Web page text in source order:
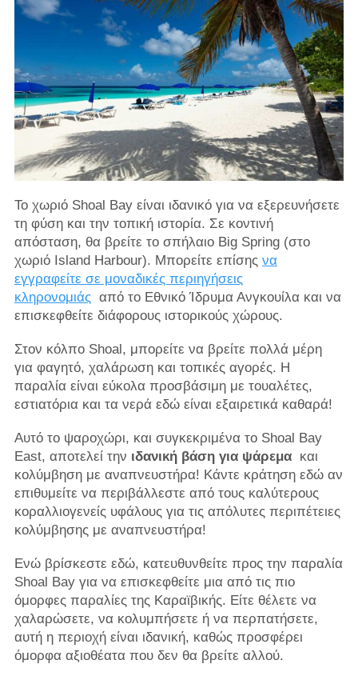
Το χωριό Shoal Bay είναι ιδανικό για να εξερευνήσετε
τη φύση και την τοπική ιστορία. Σε κοντινή
απόσταση, θα βρείτε το σπήλαιο Big Spring (στο
χωριό Island Harbour). Μπορείτε επίσης να
εγγραφείτε σε μοναδικές περιηγήσεις
κληρονομιάς από το Εθνικό Ίδρυμα Ανγκουίλα και να
επισκεφθείτε διάφορους ιστορικούς χώρους.
Στον κόλπο Shoal, μπορείτε να βρείτε πολλά μέρη
για φαγητό, χαλάρωση και τοπικές αγορές. Η
παραλία είναι εύκολα προσβάσιμη με τουαλέτες,
εστιατόρια και τα νερά εδώ είναι εξαιρετικά καθαρά!
Αυτό το ψαροχώρι, και συγκεκριμένα το Shoal Bay
East, αποτελεί την ιδανική βάση για ψάρεμακαι
κολύμβηση με αναπνευστήρα! Κάντε κράτηση εδώ αν
επιθυμείτε να περιβάλλεστε από τους καλύτερους
κοραλλιογενείς υφάλους για τις απόλυτες περιπέτειες
κολύμβησης με αναπνευστήρα!
Ενώ βρίσκεστε εδώ, κατευθυνθείτε προς την παραλία
Shoal Bay για να επισκεφθείτε μια από τις πιο
όμορφες παραλίες της Καραϊβικής. Είτε θέλετε να
χαλαρώσετε, να κολυμπήσετε ή να περπατήσετε,
αυτή η περιοχή είναι ιδανική, καθώς προσφέρει
όμορφα αξιοθέατα που δεν θα βρείτε αλλού.